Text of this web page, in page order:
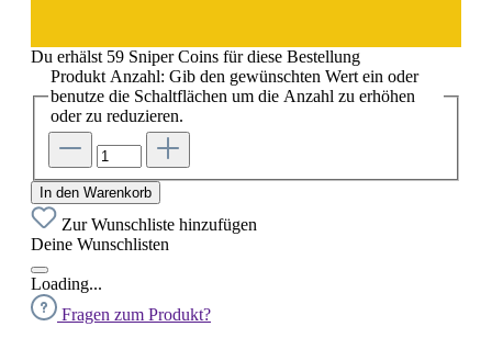
Du erhälst 59 Sniper Coins für diese Bestellung
Produkt Anzahl: Gib den gewünschten Wert ein oder
benutze die Schaltflächen um die Anzahl zu erhöhen
oder zu reduzieren.
In den Warenkorb
Zur Wunschliste hinzufügen
Deine Wunschlisten
Loading...
Fragen zum Produkt?